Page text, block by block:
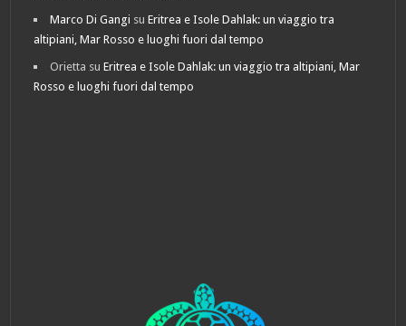
Marco Di Gangi suEritrea e Isole Dahlak: un viaggio tra
altipiani, Mar Rosso e luoghi fuori dal tempo
Orietta suEritrea e Isole Dahlak: un viaggio tra altipiani, Mar
Rosso e luoghi fuori dal tempo